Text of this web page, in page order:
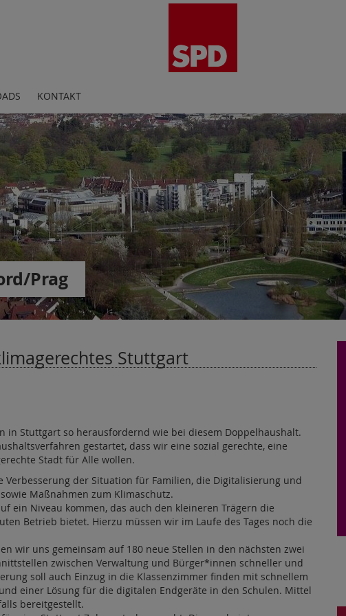
KONTAKT
Prag
Stuttgart
in Stuttgart so herausfordernd wie bei diesem Doppelhaushalt.
gestartet, dass wir eine sozial gerechte, eine
Stadt für Alle wollen.
Verbesserung der Situation für Familien, die Digitalisierung und
Maßnahmen zum Klimaschutz.
ein Niveau kommen, das auch den kleineren Trägern die
Betrieb bietet. Hierzu müssen wir im Laufe des Tages noch die
wir uns gemeinsam auf 180 neue Stellen in den nächsten zwei
zwischen Verwaltung und Bürger*innen schneller und
soll auch Einzug in die Klassenzimmer finden mit schnellem
einer Lösung für die digitalen Endgeräte in den Schulen. Mittel
bereitgestellt.